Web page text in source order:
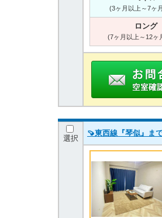
(3ヶ月以上～7ヶ
ロング
(7ヶ月以上～12ヶ
選択
🍠東西線『琴似』ま